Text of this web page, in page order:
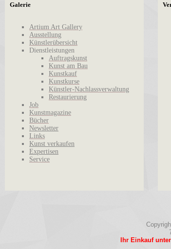
Galerie
Artium Art Gallery
Ausstellung
Künstlerübersicht
Dienstleistungen
Auftragskunst
Kunst am Bau
Kunstkauf
Kunstkurse
Künstler-Nachlassverwaltung
Restaurierung
Job
Kunstmagazine
Bücher
Newsletter
Links
Kunst verkaufen
Expertisen
Service
Ihr Einkauf